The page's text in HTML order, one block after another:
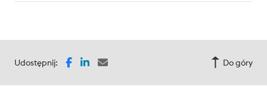
Udostępnij: Do góry